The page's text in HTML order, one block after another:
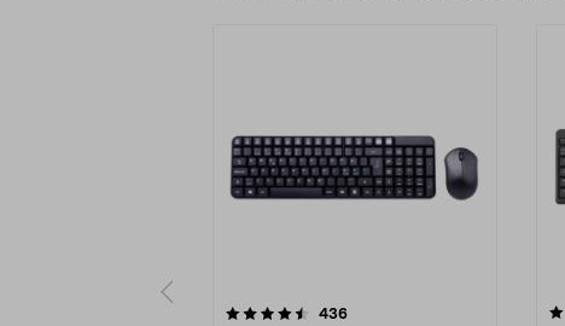
436anmeldelser
4.0 av 5 stjerner